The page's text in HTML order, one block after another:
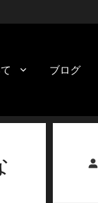
ブログ